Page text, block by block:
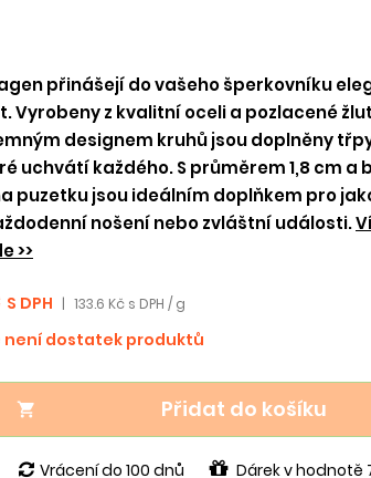
přinášejí do vašeho šperkovníku
Vyrobeny z kvalitní oceli a pozlacené
designem kruhů jsou doplněny
uchvátí každého. S průměrem 1,8 cm a
puzetku jsou ideálním doplňkem pro
nošení nebo zvláštní události.
>>
S DPH | 133.6 Kč s DPH / g
není dostatek produktů
 Přidat do košíku
Vrácení do 100 dnů Dárek v hodnotě